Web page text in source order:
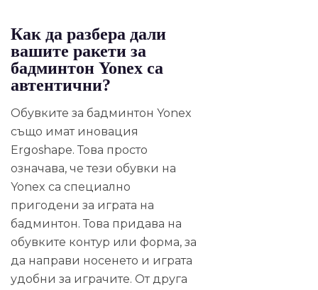
Как да разбера дали
вашите ракети за
бадминтон Yonex са
автентични?
Обувките за бадминтон Yonex
също имат иновация
Ergoshape. Това просто
означава, че тези обувки на
Yonex са специално
пригодени за играта на
бадминтон. Това придава на
обувките контур или форма, за
да направи носенето и играта
удобни за играчите. От друга